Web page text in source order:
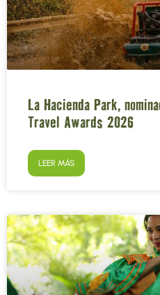
La Hacienda Park,
Travel Awards 2026
LEER MÁS